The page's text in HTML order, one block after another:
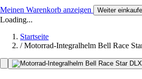
Meinen Warenkorb anzeigen Weiter
Loading...
Startseite
/ Motorrad-Integralhelm Bell Race